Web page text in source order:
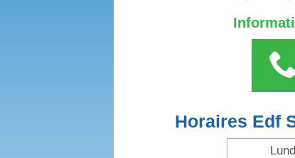
Horaires Edf